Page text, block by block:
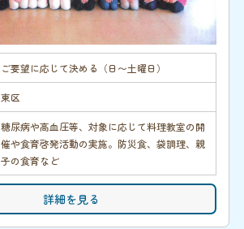
ご要望に応じて決める（日〜土曜日）
東区
糖尿病や高血圧等、対象に応じて料理教室の開
催や食育啓発活動の実施。防災食、袋調理、親
子の食育など
詳細を見る